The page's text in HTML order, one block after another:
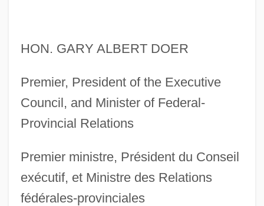
HON. GARY ALBERT DOER
Premier, President of the Executive
Council, and Minister of Federal-
Provincial Relations
Premier ministre, Président du Conseil
exécutif, et Ministre des Relations
fédérales-provinciales